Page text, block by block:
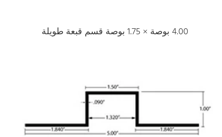
4.00 بوصة × 1.75 بوصة قسم قبعة طويلة